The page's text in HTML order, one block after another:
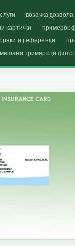
возачка дозвола
картички примерок
и референци
мешани примероци